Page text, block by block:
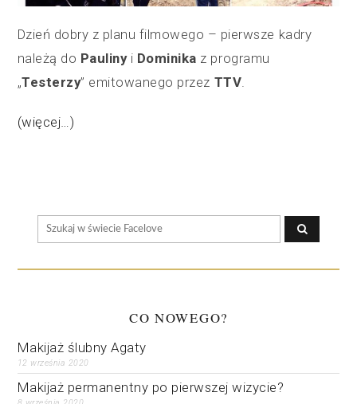
Dzień dobry z planu filmowego – pierwsze kadry
należą do Paulinyi Dominika z programu
„Testerzy” emitowanego przez TTV
(więcej…)
CO NOWEGO?
Makijaż ślubny Agaty
12 września 2020
Makijaż permanentny po pierwszej wizycie?